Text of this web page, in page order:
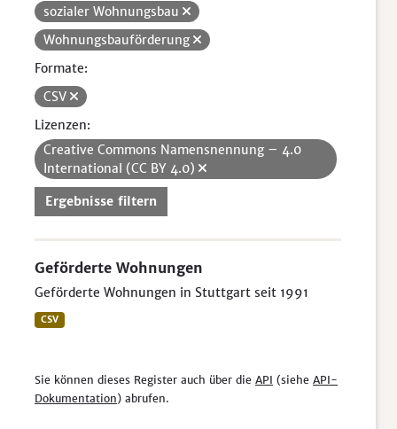
sozialer Wohnungsbau
Wohnungsbauförderung
Formate:
CSV
Lizenzen:
Creative Commons Namensnennung – 4.0
International (CC BY 4.0)
Ergebnisse filtern
Geförderte Wohnungen
Geförderte Wohnungen in Stuttgart seit 1991
CSV
Sie können dieses Register auch über die API (siehe API-
Dokumentation) abrufen.